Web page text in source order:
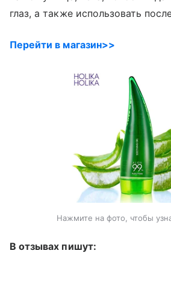
глаз, а также использовать
Перейти в магазин>>
Нажмите на фото, чтобы
В отзывах пишут: